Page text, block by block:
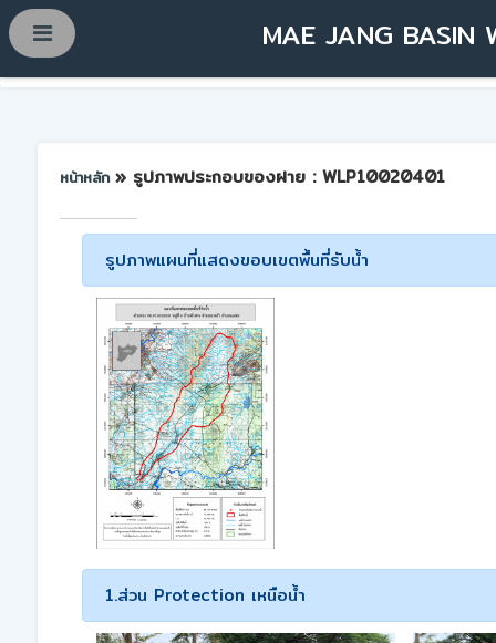
MAE JANG BASIN
หน้าหลัก » รูปภาพประกอบของฝาย : WLP10020401
รูปภาพแผนที่แสดงขอบเขตพื้นที่รับน้ำ
1.ส่วน Protection เหนือน้ำ